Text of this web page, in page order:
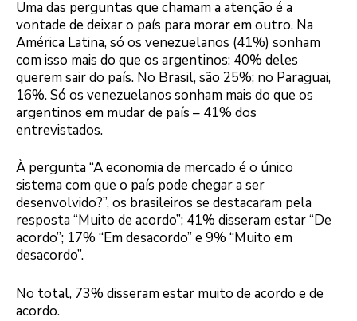
Uma das perguntas que chamam a atenção é a
vontade de deixar o país para morar em outro. Na
América Latina, só os venezuelanos (41%) sonham
com isso mais do que os argentinos: 40% deles
querem sair do país. No Brasil, são 25%; no Paraguai,
16%. Só os venezuelanos sonham mais do que os
argentinos em mudar de país – 41% dos
entrevistados.
À pergunta “A economia de mercado é o único
sistema com que o país pode chegar a ser
desenvolvido?”, os brasileiros se destacaram pela
resposta “Muito de acordo”; 41% disseram estar “De
acordo”; 17% “Em desacordo” e 9% “Muito em
desacordo”.
No total, 73% disseram estar muito de acordo e de
acordo.